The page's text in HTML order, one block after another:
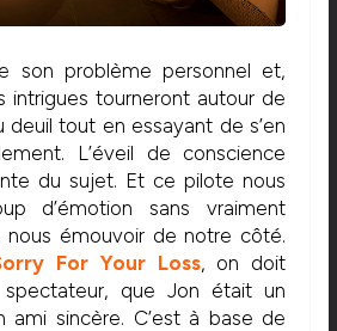
son problème personnel et,
intrigues tourneront autour de
tout en essayant de s’en
L’éveil de conscience
du sujet. Et ce pilote nous
d’émotion sans vraiment
nous émouvoir de notre côté.
For Your Loss, on doit
spectateur, que Jon était un
ami sincère. C’est à base de